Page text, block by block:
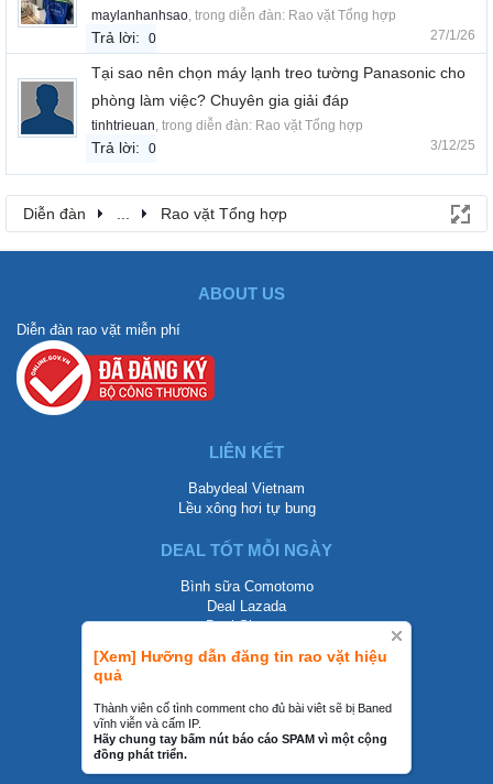
[Xem] Hưỡng dẫn đăng tin rao vặt hiệu
quả
Thành viên cố tình comment cho đủ bài viêt sẽ bị Baned
vĩnh viễn và cấm IP.
Hãy chung tay bấm nút báo cáo SPAM vì một cộng
đồng phát triển.
maylanhanhsao, trong diễn đàn: Rao vặt Tổng hợp
Trả lời: 0 27/1/26
Tại sao nên chọn máy lạnh treo tường Panasonic cho
phòng làm việc? Chuyên gia giải đáp
tinhtrieuan, trong diễn đàn: Rao vặt Tổng hợp
Trả lời: 0 3/12/25
Diễn đàn Rao vặt Tổng hợp
ABOUT US
Diễn đàn rao vặt miễn phí
LIÊN KẾT
Babydeal Vietnam
Lều xông hơi tự bung
DEAL TỐT MỖI NGÀY
Bình sữa Comotomo
Deal Lazada
Deal Shopee
LIÊN HỆ
0858002468
contact@mraovat.vn